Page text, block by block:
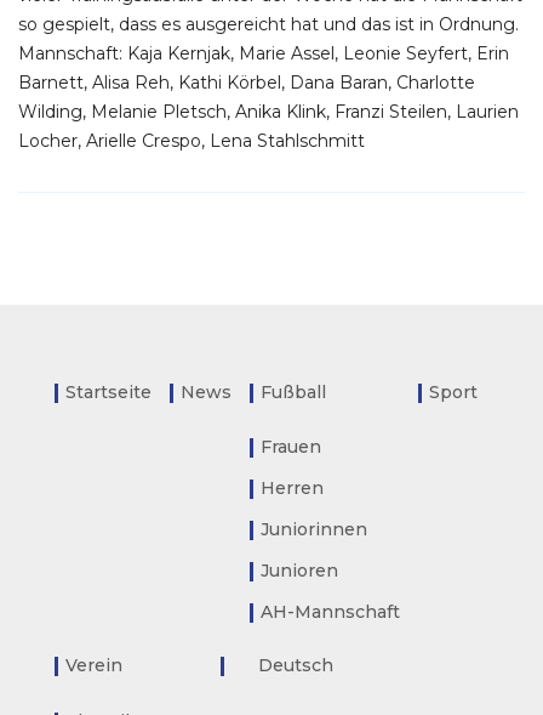
so gespielt, dass es ausgereicht hat und das ist in Ordnung.
Mannschaft: Kaja Kernjak, Marie Assel, Leonie Seyfert, Erin
Barnett, Alisa Reh, Kathi Körbel, Dana Baran, Charlotte
Wilding, Melanie Pletsch, Anika Klink, Franzi Steilen, Laurien
Locher, Arielle Crespo, Lena Stahlschmitt
Startseite News Fußball
Frauen
Herren
Juniorinnen
Junioren
AH-Mannschaft
Sport
Verein Deutsch